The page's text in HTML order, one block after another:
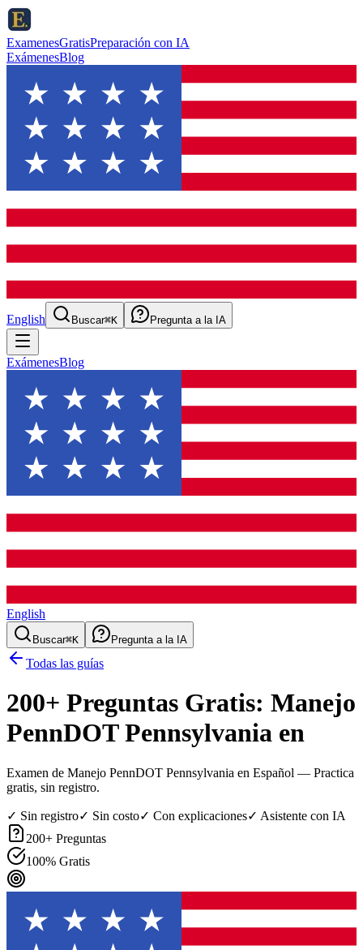
ExamenesGratisPreparación con IA
ExámenesBlog
English Buscar⌘K Pregunta a la IA
ExámenesBlog
English
Buscar⌘K Pregunta a la IA
Todas las guías
200+ Preguntas Gratis: Manejo
PennDOT Pennsylvania en
Examen de Manejo PennDOT Pennsylvania en Español — Practica
gratis, sin registro.
✓ Sin registro✓ Sin costo✓ Con explicaciones✓ Asistente con IA
200+ Preguntas
100% Gratis